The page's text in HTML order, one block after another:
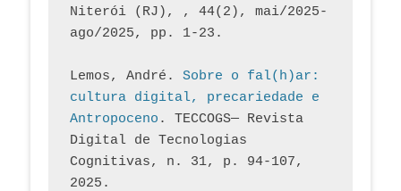
Niterói (RJ), , 44(2), mai/2025-
ago/2025, pp. 1-23.
Lemos, André. Sobre o fal(h)ar:
cultura digital, precariedade e
Antropoceno . TECCOGS— Revista
Digital de Tecnologias
Cognitivas, n. 31, p. 94-107,
2025.